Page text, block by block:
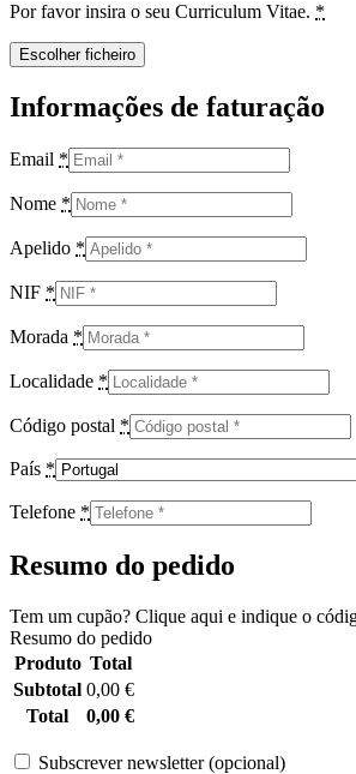
Por favor insira o seu Curriculum Vitae. *
Informações de faturação
Email *
Nome *
Apelido *
NIF *
Morada *
Localidade *
Código postal *
País *
Telefone *
Resumo do pedido
Tem um cupão? Clique aqui e indique o
Resumo do pedido
Produto Total
Subtotal 0,00 €
Total
0,00 €
Subscrever newsletter(opcional)